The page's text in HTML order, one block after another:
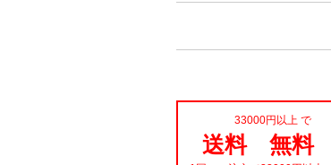
33000円以上 で
送料 無料